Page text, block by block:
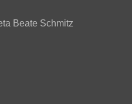
Beate Schmitz